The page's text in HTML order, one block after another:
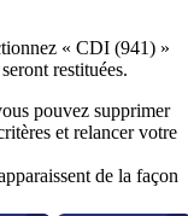
« CDI (941) »
restituées.
pouvez supprimer
et relancer votre
de la façon